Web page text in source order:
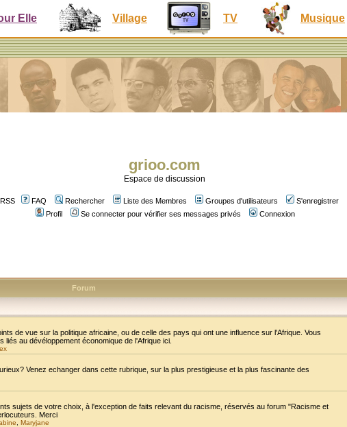
Elle Village TV Musique
grioo.com
Espace de discussion
RSS FAQ Rechercher Liste des Membres Groupes d'utilisateurs
S'enregistrer
Profil
Se connecter pour vérifier ses messages privés Connexion
Forum
de vue sur la politique africaine, ou de celle des pays qui ont une influence sur l'Afrique. Vous
au dévéloppement économique de l'Afrique ici.
Venez echanger dans cette rubrique, sur la plus prestigieuse et la plus fascinante des
sujets de votre choix, à l'exception de faits relevant du racisme, réservés au forum "Racisme et
Merci
Maryjane